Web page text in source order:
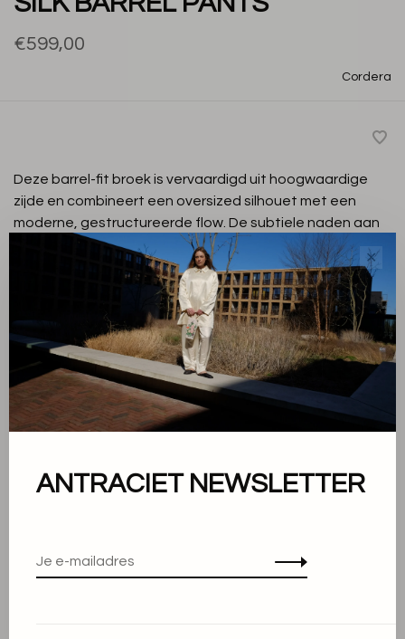
€599,00
Cordera
Deze barrel-fit broek is vervaardigd uit hoogwaardige
zijde en combineert een oversized silhouet met een
moderne, gestructureerde flow. De subtiele naden aan
de voorkant geven de broek een verfijnde uitstraling.
Taupe
Maat:
Aantal:
Toevoegen aan winkelwagen
✕
ANTRACIET NEWSLETTER